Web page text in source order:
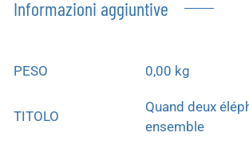
Informazioni aggiuntive
PESO 0,00 kg
TITOLO
Quand deux
ensemble